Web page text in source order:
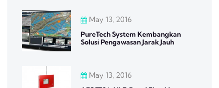
May 13, 2016
PureTech System Kembangkan
Solusi Pengawasan Jarak Jauh
May 13, 2016